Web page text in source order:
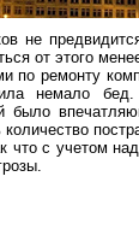
не
от этого
по ремонту
немало
было
количество
что с учетом